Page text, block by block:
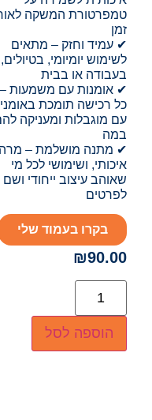
טמפרטורת המשקה
זמן
✔ עמיד וחזק – מתאים
לשימוש יומיומי, בטיולים,
בעבודה או בבית
✔ אומנות עם משמעות –
כל רכישה תומכת
עם מוגבלות ומעניקה
במה
✔ מתנה מושלמת –
איכותי, ושימושי לכל מי
שאוהב עיצוב ייחודי
לפרטים
בקרו בעמוד שלי
₪90.00
הוספה לסל